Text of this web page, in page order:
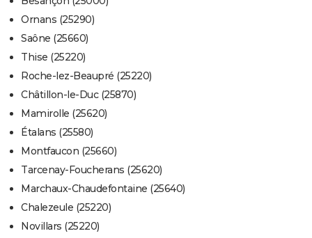
Ornans (25290)
Saône (25660)
Thise (25220)
Roche-lez-Beaupré (25220)
Châtillon-le-Duc (25870)
Mamirolle (25620)
Étalans (25580)
Montfaucon (25660)
Tarcenay-Foucherans (25620)
Marchaux-Chaudefontaine (25640)
Chalezeule (25220)
Novillars (25220)